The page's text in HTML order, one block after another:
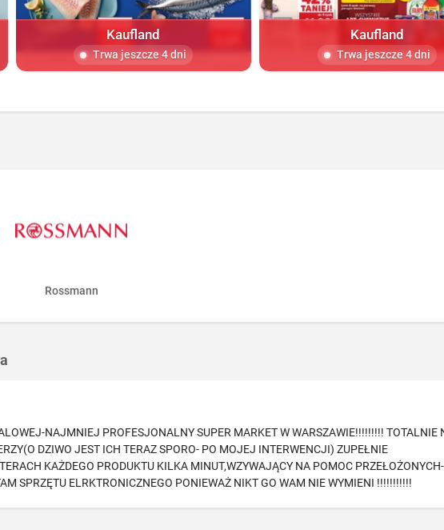
Kaufland
Trwa jeszcze 4 dni
Kaufland
Trwa jeszcze 4 dni
Rossmann
NAJMNIEJ PROFESJONALNY SUPER MARKET W WARSZAWIE!!!!!!!!! TOTALNIE
DZIWO JEST ICH TERAZ SPORO- PO MOJEJ INTERWENCJI) ZUPEŁNIE
KAŻDEGO PRODUKTU KILKA MINUT,WZYWAJĄCY NA POMOC
SPRZĘTU ELRKTRONICZNEGO PONIEWAŻ NIKT GO WAM NIE WYMIENI !!!!!!!!!!!